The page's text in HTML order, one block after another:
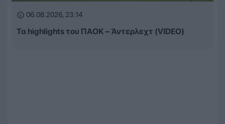
06.08.2026, 23:14
Τα highlights του ΠΑΟΚ – Άντερλεχτ (VIDEO)